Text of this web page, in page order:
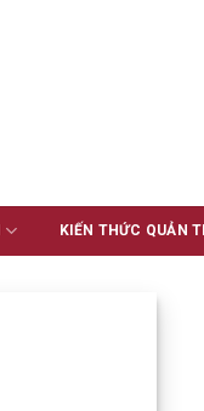
KIẾN THỨC QUẢN